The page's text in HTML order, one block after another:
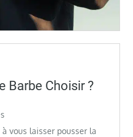
Barbe Choisir ?
vous laisser pousser la